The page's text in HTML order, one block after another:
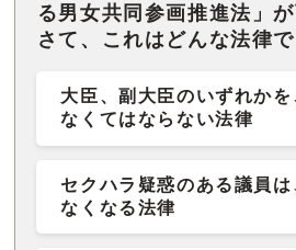
る男女共同参画推進法」が
さて、これはどんな法律で
大臣、副大臣のいずれかを
なくてはならない法律
セクハラ疑惑のある議員
なくなる法律